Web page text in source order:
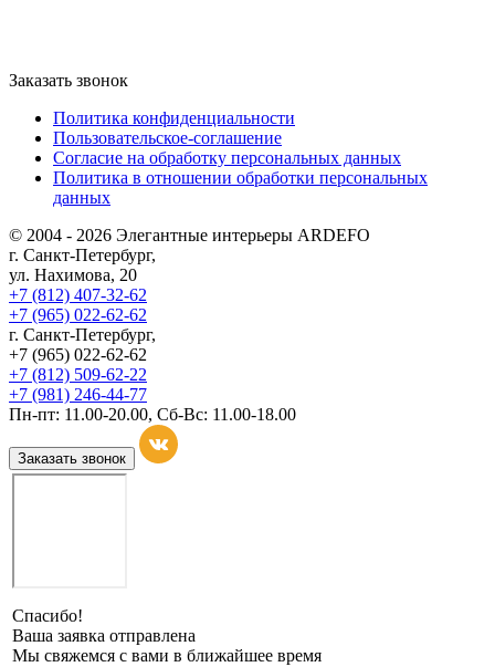
Заказать звонок
Политика конфиденциальности
Пользовательское-соглашение
Согласие на обработку персональных данных
Политика в отношении обработки персональных
данных
© 2004 - 2026 Элегантные интерьеры ARDEFO
г. Санкт-Петербург,
ул. Нахимова, 20
+7 (812) 407-32-62
+7 (965) 022-62-62
г. Санкт-Петербург,
+7 (965) 022-62-62
+7 (812) 509-62-22
+7 (981) 246-44-77
Пн-пт: 11.00-20.00, Сб-Вс: 11.00-18.00
Заказать звонок
Спасибо!
Ваша заявка отправлена
Мы свяжемся с вами в ближайшее время